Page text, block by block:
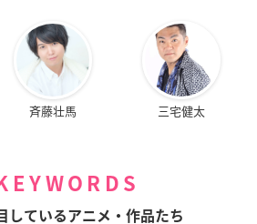
斉藤壮馬 三宅健太
KEYWORDS
しているアニメ・作品たち